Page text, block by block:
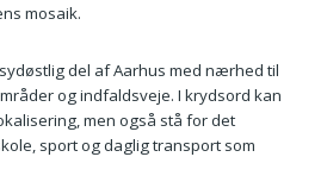
mosaik.
del af Aarhus med nærhed til
og indfaldsveje. I krydsord kan
men også stå for det
sport og daglig transport som